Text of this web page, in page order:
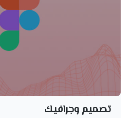
تصميم وجرافيك